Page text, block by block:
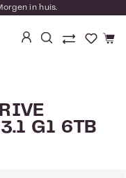
in huis.
Je
G1 6TB